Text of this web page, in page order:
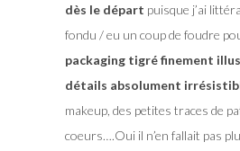
dès le départ puisque j’ai
fondu / eu un coup de foudre
packaging tigré finement
détails absolument
makeup, des petites traces de
coeurs….Oui il n’en fallait pas